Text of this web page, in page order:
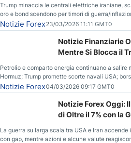
Trump minaccia le centrali elettriche iraniane,
oro e bond scendono per timori di guerra/
correzione; il petrolio greggio resta stabile.
Notizie Forex23/03/2026 11:11 GMT0
Notizie Finanziarie
Mentre Si Blocca il
Petrolio e comparto energia continuano a salire
Hormuz; Trump promette scorte navali USA;
del gas naturale mette pressione all’euro.
Notizie Forex04/03/2026 09:17 GMT0
Notizie Forex Oggi:
di Oltre il 7% con la
La guerra su larga scala tra USA e Iran
con gap, mentre azioni e alcune valute